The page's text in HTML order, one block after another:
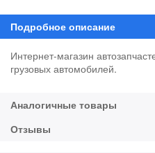
Интернет-магазин
грузовых автомобилей.